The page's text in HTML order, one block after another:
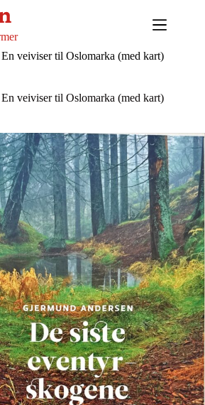
veiviser til Oslomarka (med kart)
veiviser til Oslomarka (med kart)